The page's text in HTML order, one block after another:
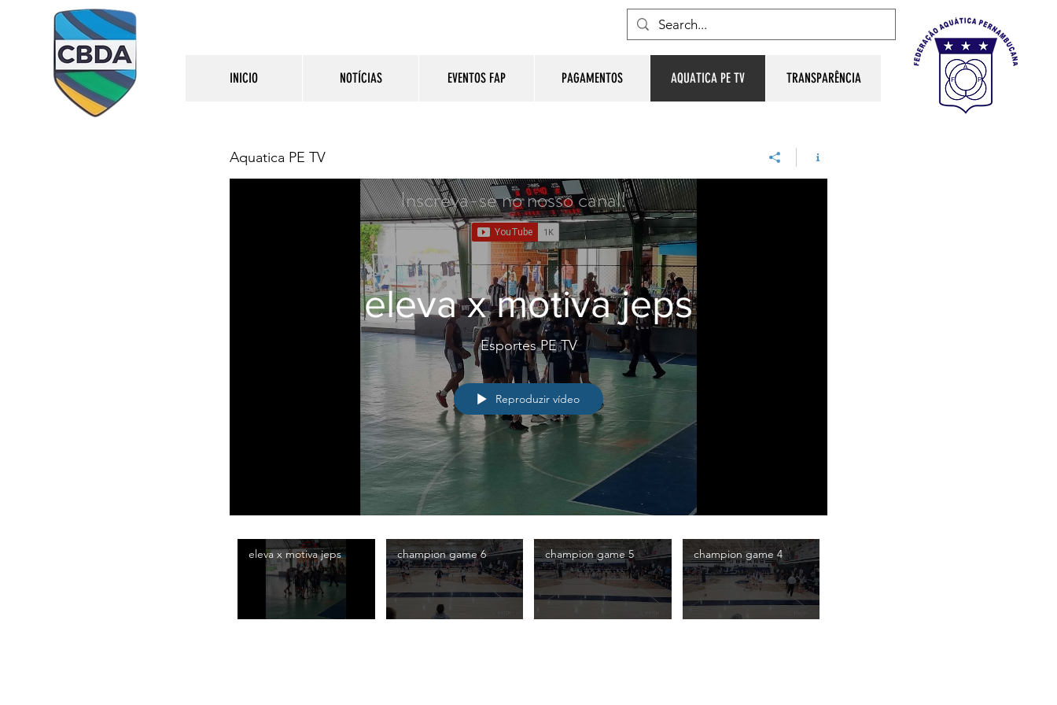
INICIO NOTÍCIAS EVENTOS FAP PAGAMENTOS AQUATICA PE TV TRANSPARÊNCIA
Aquatica PE TV
eleva x motiva jeps
Esportes PE TV
Reproduzir vídeo
eleva x motiva jeps champion game 6 champion game 5 champion game 4
Inscreva-se no nosso canal!